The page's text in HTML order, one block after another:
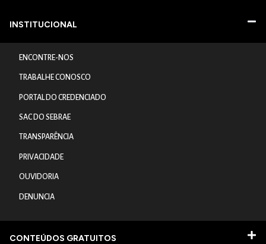
INSTITUCIONAL
ENCONTRE-NOS
TRABALHE CONOSCO
PORTAL DO CREDENCIADO
SAC DO SEBRAE
TRANSPARÊNCIA
PRIVACIDADE
OUVIDORIA
DENUNCIA
CONTEÚDOS GRATUITOS